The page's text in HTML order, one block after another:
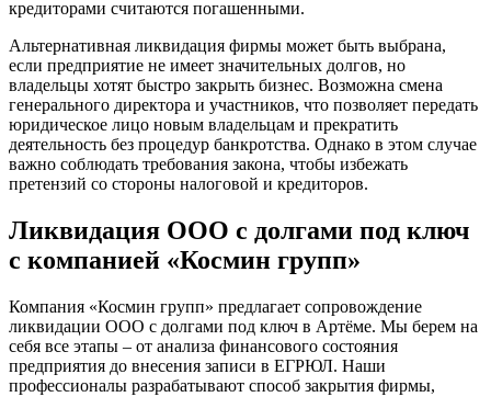
кредиторами считаются погашенными.
Альтернативная ликвидация фирмы может быть выбрана,
если предприятие не имеет значительных долгов, но
владельцы хотят быстро закрыть бизнес. Возможна смена
генерального директора и участников, что позволяет передать
юридическое лицо новым владельцам и прекратить
деятельность без процедур банкротства. Однако в этом случае
важно соблюдать требования закона, чтобы избежать
претензий со стороны налоговой и кредиторов.
Ликвидация ООО с долгами под ключ
с компанией «Космин групп»
Компания «Космин групп» предлагает сопровождение
ликвидации ООО с долгами под ключ в Артёме. Мы берем на
себя все этапы – от анализа финансового состояния
предприятия до внесения записи в ЕГРЮЛ. Наши
профессионалы разрабатывают способ закрытия фирмы,